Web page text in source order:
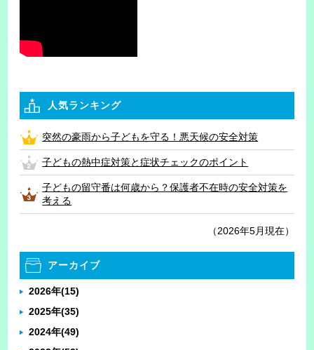
人気ランキング
突然の豪雨から子どもを守る！悪天候の安全対策
子どもの熱中症対策と症状チェックのポイント
子どもの留守番は何歳から？保護者不在時の安全対策を
考える
（2026年5月現在）
アーカイブ
2026年(15)
2025年(35)
2024年(49)